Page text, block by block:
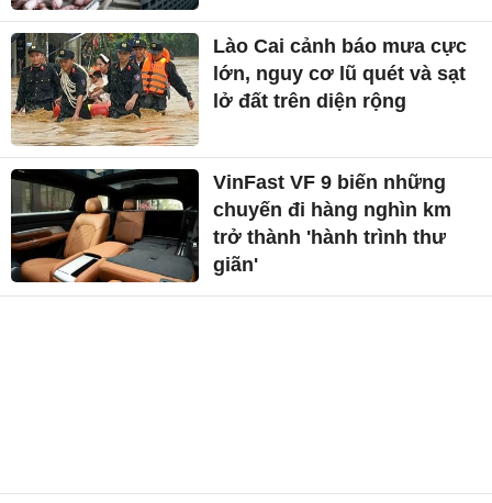
Lào Cai cảnh báo mưa cực
lớn, nguy cơ lũ quét và sạt
lở đất trên diện rộng
VinFast VF 9 biến những
chuyến đi hàng nghìn km
trở thành 'hành trình thư
giãn'